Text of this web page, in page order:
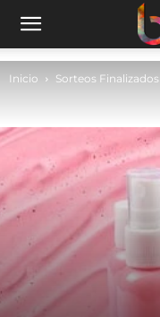
Inicio Sorteos Finalizados